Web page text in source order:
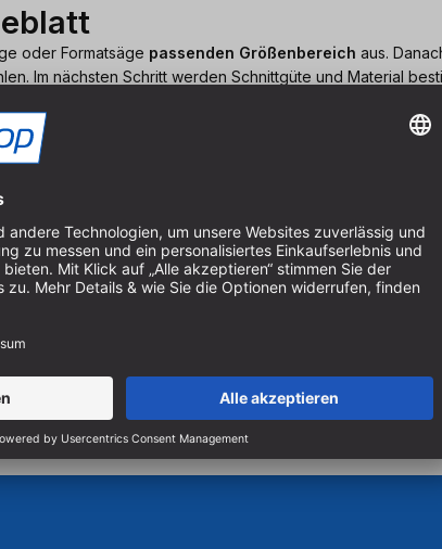
oder Formatsäge passenden Größenbereich aus.
Im nächsten Schritt werden Schnittgüte und Material
Anwendung ist.
wie TREND, FREUD oder Festool und Karnasch
oder die holzverarbeitende Industrie.
einzusetzen. Dies gewährleistet Sicherheit beim Arbeiten
nicht. Vertrauen Sie auf unsere Kenntnis als
ggf. eine passende Lösung für Sie. Die hochwertigen